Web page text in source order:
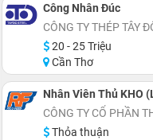
Công Nhân Đúc
CÔNG TY THÉP TÂY
20 - 25 Triệu
Cần Thơ
Nhân Viên Thủ KHO
Thỏa thuận